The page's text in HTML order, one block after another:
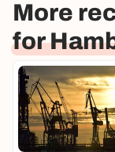
More
for